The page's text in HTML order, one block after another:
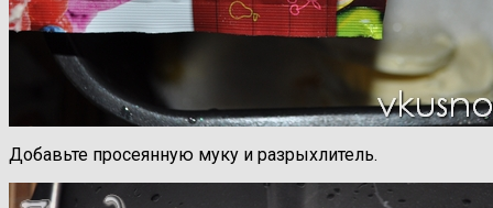
Добавьте просеянную муку и разрыхлитель.